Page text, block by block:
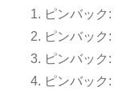
ピンバック:
ピンバック:
ピンバック:
ピンバック: